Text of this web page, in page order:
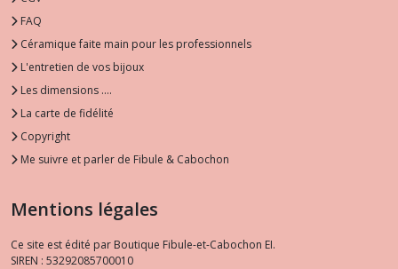
FAQ
Céramique faite main pour les professionnels
L'entretien de vos bijoux
Les dimensions ....
La carte de fidélité
Copyright
Me suivre et parler de Fibule & Cabochon
Mentions légales
Ce site est édité par Boutique Fibule-et-Cabochon EI.
SIREN : 53292085700010